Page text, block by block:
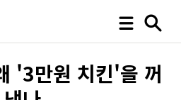
'3만원 치킨'을 꺼